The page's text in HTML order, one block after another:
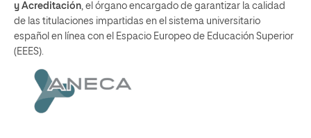
y Acreditación , el órgano encargado de garantizar la calidad
de las titulaciones impartidas en el sistema universitario
español en línea con el Espacio Europeo de Educación Superior
(EEES).